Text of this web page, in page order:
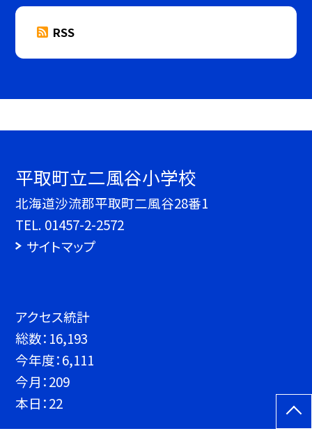
RSS
平取町立二風谷小学校
北海道沙流郡平取町二風谷28番1
TEL. 01457-2-2572
サイトマップ
アクセス統計
総数： 16,193
今年度：6,111
今月：209
本日：22